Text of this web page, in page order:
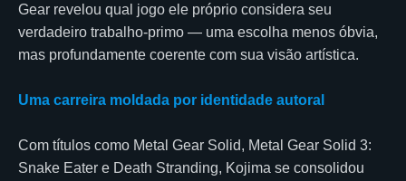
Gear revelou qual jogo ele próprio considera seu
verdadeiro trabalho-primo — uma escolha menos óbvia,
mas profundamente coerente com sua visão artística.
Uma carreira moldada por identidade autoral
Com títulos como Metal Gear Solid, Metal Gear Solid 3:
Snake Eater e Death Stranding, Kojima se consolidou